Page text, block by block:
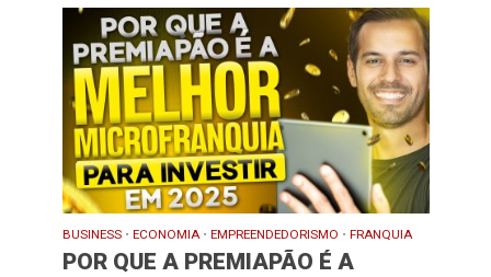
BUSINESS • ECONOMIA • EMPREENDEDORISMO • FRANQUIA
POR QUE A PREMIAPÃO É A